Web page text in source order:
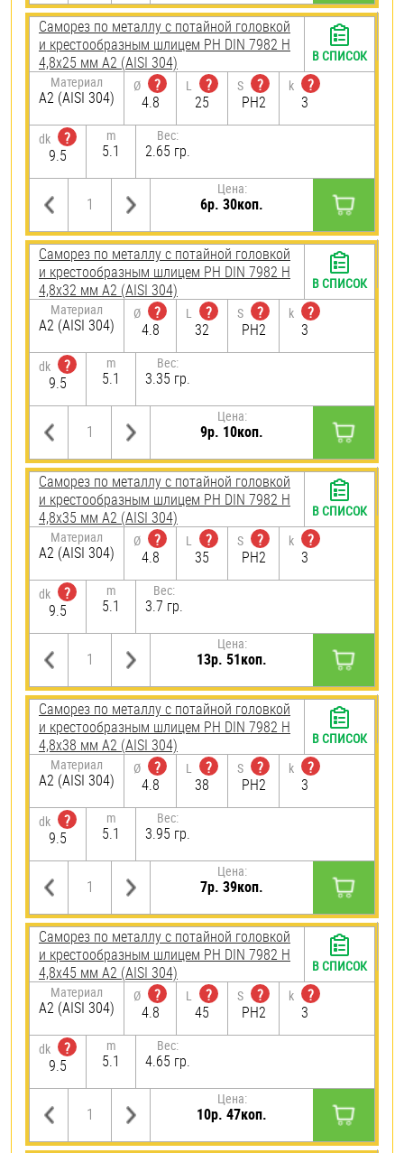
Саморез по металлу с потайной головкой
и крестообразным шлицем PH DIN 7982 H
4,8х25 мм А2 (AISI 304)
Материал
А2 (AISI 304)
Ø
?
4.8
L
?
25
S
?
PH2
k
?
3
dk
?
9.5
m
5.1
Вес:
2.65 гр.
Цена:
6р. 30коп.
В СПИСОК
Саморез по металлу с потайной головкой
и крестообразным шлицем PH DIN 7982 H
4,8х32 мм А2 (AISI 304)
Материал
А2 (AISI 304)
Ø
?
4.8
L
?
32
S
?
PH2
k
?
3
dk
?
9.5
m
5.1
Вес:
3.35 гр.
Цена:
9р. 10коп.
В СПИСОК
Саморез по металлу с потайной головкой
и крестообразным шлицем PH DIN 7982 H
4,8х35 мм А2 (AISI 304)
Материал
А2 (AISI 304)
Ø
?
4.8
L
?
35
S
?
PH2
k
?
3
dk
?
9.5
m
5.1
Вес:
3.7 гр.
Цена:
13р. 51коп.
В СПИСОК
Саморез по металлу с потайной головкой
и крестообразным шлицем PH DIN 7982 H
4,8х38 мм А2 (AISI 304)
Материал
А2 (AISI 304)
Ø
?
4.8
L
?
38
S
?
PH2
k
?
3
dk
?
9.5
m
5.1
Вес:
3.95 гр.
Цена:
7р. 39коп.
В СПИСОК
Саморез по металлу с потайной головкой
и крестообразным шлицем PH DIN 7982 H
4,8х45 мм А2 (AISI 304)
Материал
А2 (AISI 304)
Ø
?
4.8
L
?
45
S
?
PH2
k
?
3
dk
?
9.5
m
5.1
Вес:
4.65 гр.
Цена:
10р. 47коп.
В СПИСОК